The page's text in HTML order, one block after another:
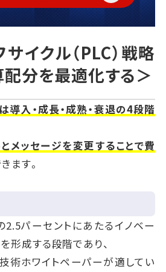
イクル（PLC）戦略
分を最適化する＞
導入・成長・成熟・衰退の4段階
メッセージを変更することで費
ます。
パーセントにあたるイノベー
形成する段階であり、
術ホワイトペーパーが適してい